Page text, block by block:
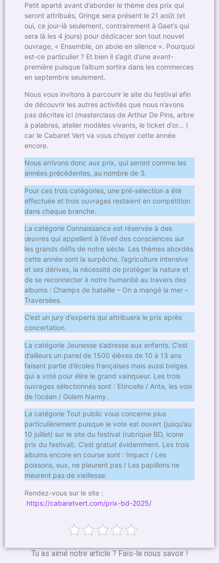
Petit aparté avant d’aborder le thème des prix qui
seront attribués, Gringe sera présent le 21 août (et
oui, ce jour-là seulement, contrairement à Gaet’s qui
sera là les 4 jours) pour dédicacer son tout nouvel
ouvrage, « Ensemble, on aboie en silence ». Pourquoi
est-ce particulier ? Et bien il s’agit d’une avant-
première puisque l’album sortira dans les commerces
en septembre seulement.
Nous vous invitons à parcourir le site du festival afin
de découvrir les autres activités que nous n’avons
pas décrites ici (masterclass de Arthur De Pins, arbre
à palabres, atelier modèles vivants, le ticket d’or… )
car le Cabaret Vert va vous choyer cette année
encore.
Nous arrivons donc aux prix, qui seront comme les
années précédentes, au nombre de 3.
Pour ces trois catégories, une pré-sélection a été
effectuée et trois ouvrages restaient en compétition
dans chaque branche.
La catégorie Connaissance est réservée à des
œuvres qui appellent à l’éveil des consciences sur
les grands défis de notre siècle. Les thèmes abordés
cette année sont la surpêche, l’agriculture intensive
et ses dérives, la nécessité de protéger la nature et
de se reconnecter à notre humanité au travers des
albums : Champs de bataille – On a mangé la mer –
Traversées.
C’est un jury d’experts qui attribuera le prix après
concertation.
La catégorie Jeunesse s’adresse aux enfants. C’est
d’ailleurs un panel de 1500 élèves de 10 à 13 ans
faisant partie d’écoles françaises mais aussi belges
qui a voté pour élire le grand vainqueur. Les trois
ouvrages sélectionnés sont : Etincelle / Anta, les voix
de l’océan / Golem Nanny.
La catégorie Tout public vous concerne plus
particulièrement puisque le vote est ouvert (jusqu’au
10 juillet) sur le site du festival (rubrique BD, icone
prix du festival). C’est gratuit évidemment. Les trois
albums encore en course sont : Impact / Les
poissons, eux, ne pleurent pas / Les papillons ne
meurent pas de vieillesse.
Rendez-vous sur le site :
https://cabaretvert.com/prix-bd-2025/
Tu as aimé notre article ? Fais-le nous savoir !